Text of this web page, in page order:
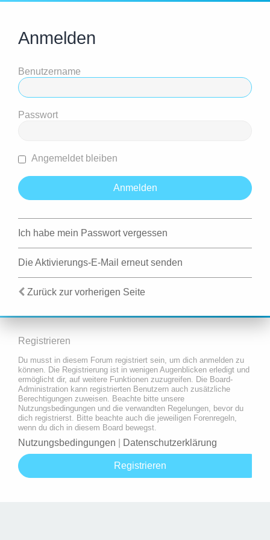
Anmelden
Benutzername
Passwort
Angemeldet bleiben
Ich habe mein Passwort vergessen
Die Aktivierungs-E-Mail erneut senden
Zurück zur vorherigen Seite
Registrieren
Du musst in diesem Forum registriert sein, um dich anmelden zu
können. Die Registrierung ist in wenigen Augenblicken erledigt und
ermöglicht dir, auf weitere Funktionen zuzugreifen. Die Board-
Administration kann registrierten Benutzern auch zusätzliche
Berechtigungen zuweisen. Beachte bitte unsere
Nutzungsbedingungen und die verwandten Regelungen, bevor du
dich registrierst. Bitte beachte auch die jeweiligen Forenregeln,
wenn du dich in diesem Board bewegst.
Nutzungsbedingungen Datenschutzerklärung
Registrieren